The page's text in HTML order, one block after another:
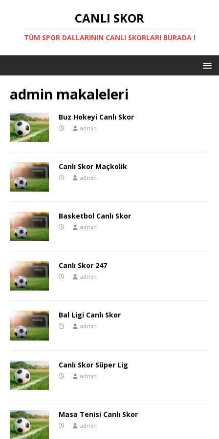
CANLI SKOR
TÜM SPOR DALLARININ CANLI SKORLARI BURADA !
admin makaleleri
Buz Hokeyi Canlı Skor
admin
Canlı Skor Maçkolik
admin
Basketbol Canlı Skor
admin
Canlı Skor 247
admin
Bal Ligi Canlı Skor
admin
Canlı Skor Süper Lig
admin
Masa Tenisi Canlı Skor
admin